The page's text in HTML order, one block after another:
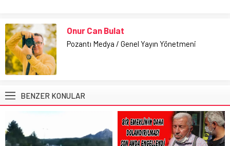
Onur Can Bulat
Pozantı Medya / Genel Yayın Yönetmeni
BENZER KONULAR